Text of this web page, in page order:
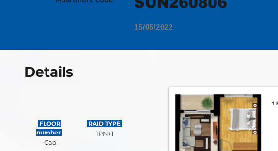
15/05/2022
Details
FLOOR
number
Cao
RAID TYPE
1PN+1